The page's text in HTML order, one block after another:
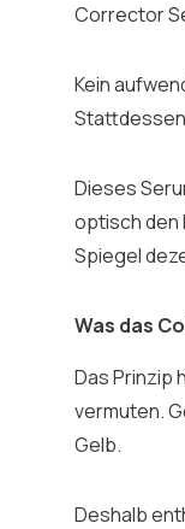
Corrector
Kein
Dieses
optisch den
Spiegel
Was das
Das Prinzip
vermuten.
Gelb.
Deshalb